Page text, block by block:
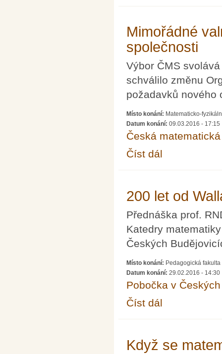
Mimořádné
společnosti
Výbor ČMS
schválilo změnu
požadavků nového
Místo konání: Matematicko-
Datum konání: 09.03.2016 - 17:15
Česká
Číst dál
200 let od
Přednáška prof.
Katedry
Českých
Místo konání: Pedagogická
Datum konání: 29.02.2016 - 14:30
Pobočka v
Číst dál
Když se